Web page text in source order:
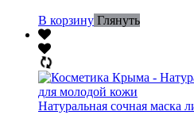
В корзину Глянуть
Натуральная сочная маска